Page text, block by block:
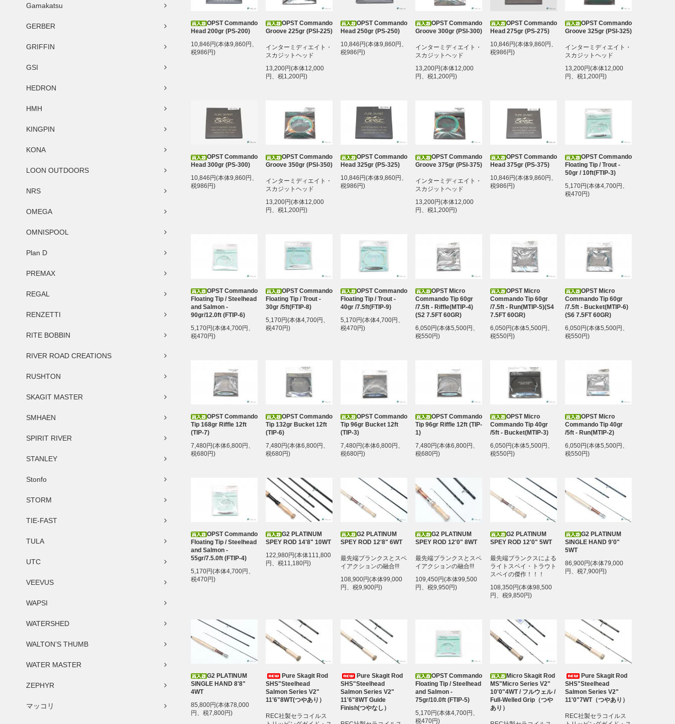
Gamakatsu
GERBER
GRIFFIN
GSI
HEDRON
HMH
KINGPIN
KONA
LOON OUTDOORS
NRS
OMEGA
OMNISPOOL
Plan D
PREMAX
REGAL
RENZETTI
RITE BOBBIN
RIVER ROAD CREATIONS
RUSHTON
SKAGIT MASTER
SMHAEN
SPIRIT RIVER
STANLEY
Stonfo
STORM
TIE-FAST
TULA
UTC
VEEVUS
WAPSI
WATERSHED
WALTON’S THUMB
WATER MASTER
ZEPHYR
マッコリ
OPST Commando
Head 200gr (PS-200)
10,846円(本体9,860円、
税986円)
OPST Commando
Groove 225gr (PSI-225)
インターミディエイト・
スカジットヘッド
13,200円(本体12,000
円、税1,200円)
OPST Commando
Head 250gr (PS-250)
10,846円(本体9,860円、
税986円)
OPST Commando
Groove 300gr (PSI-300)
インターミディエイト・
スカジットヘッド
13,200円(本体12,000
円、税1,200円)
OPST Commando
Head 275gr (PS-275)
10,846円(本体9,860円、
税986円)
OPST Commando
Groove 325gr (PSI-325)
インターミディエイト・
スカジットヘッド
13,200円(本体12,000
円、税1,200円)
OPST Commando
Head 300gr (PS-300)
10,846円(本体9,860円、
税986円)
OPST Commando
Groove 350gr (PSI-350)
インターミディエイト・
スカジットヘッド
13,200円(本体12,000
円、税1,200円)
OPST Commando
Head 325gr (PS-325)
10,846円(本体9,860円、
税986円)
OPST Commando
Groove 375gr (PSI-375)
インターミディエイト・
スカジットヘッド
13,200円(本体12,000
円、税1,200円)
OPST Commando
Head 375gr (PS-375)
10,846円(本体9,860円、
税986円)
OPST Commando
Floating Tip / Trout -
50gr / 10ft(FTIP-3)
5,170円(本体4,700円、
税470円)
OPST Commando
Floating Tip / Steelhead
and Salmon -
90gr/12.0ft (FTIP-6)
5,170円(本体4,700円、
税470円)
OPST Commando
Floating Tip / Trout -
30gr /5ft(FTIP-8)
5,170円(本体4,700円、
税470円)
OPST Commando
Floating Tip / Trout -
40gr /7.5ft(FTIP-9)
5,170円(本体4,700円、
税470円)
OPST Micro
Commando Tip 60gr
/7.5ft - Riffle(MTIP-4)
(S2 7.5FT 60GR)
6,050円(本体5,500円、
税550円)
OPST Micro
Commando Tip 60gr
/7.5ft - Run(MTIP-5)(S4
7.5FT 60GR)
6,050円(本体5,500円、
税550円)
OPST Micro
Commando Tip 60gr
/7.5ft - Bucket(MTIP-6)
(S6 7.5FT 60GR)
6,050円(本体5,500円、
税550円)
OPST Commando
Tip 168gr Riffle 12ft
(TIP-7)
7,480円(本体6,800円、
税680円)
OPST Commando
Tip 132gr Bucket 12ft
(TIP-6)
7,480円(本体6,800円、
税680円)
OPST Commando
Tip 96gr Bucket 12ft
(TIP-3)
7,480円(本体6,800円、
税680円)
OPST Commando
Tip 96gr Riffle 12ft (TIP-
1)
7,480円(本体6,800円、
税680円)
OPST Micro
Commando Tip 40gr
/5ft - Bucket(MTIP-3)
6,050円(本体5,500円、
税550円)
OPST Micro
Commando Tip 40gr
/5ft - Run(MTIP-2)
6,050円(本体5,500円、
税550円)
OPST Commando
Floating Tip / Steelhead
and Salmon -
55gr/7.5.0ft (FTIP-4)
5,170円(本体4,700円、
税470円)
G2 PLATINUM
SPEY ROD 14'8" 10WT
122,980円(本体111,800
円、税11,180円)
G2 PLATINUM
SPEY ROD 12'8" 6WT
最先端ブランクスとスペ
イアクションの融合!!!
108,900円(本体99,000
円、税9,900円)
G2 PLATINUM
SPEY ROD 12'0" 8WT
最先端ブランクスとスペ
イアクションの融合!!!
109,450円(本体99,500
円、税9,950円)
G2 PLATINUM
SPEY ROD 12'0" 5WT
最先端ブランクスによる
ライトスペイ・トラウト
スペイの傑作！！！
108,350円(本体98,500
円、税9,850円)
G2 PLATINUM
SINGLE HAND 9'0"
5WT
86,900円(本体79,000
円、税7,900円)
G2 PLATINUM
SINGLE HAND 8'8"
4WT
85,800円(本体78,000
円、税7,800円)
Pure Skagit Rod
SHS"Steelhead
Salmon Series V2"
11'6"8WT(つやあり）
REC社製セラコイルス
Pure Skagit Rod
SHS"Steelhead
Salmon Series V2"
11'6"8WT Guide
Finish(つやなし）
OPST Commando
Floating Tip / Steelhead
and Salmon -
75gr/10.0ft (FTIP-5)
5,170円(本体4,700円、
税470円)
Micro Skagit Rod
MS"Micro Series V2"
10'0"4WT / フルウェル /
Full-Welled Grip（つや
あり）
Pure Skagit Rod
SHS"Steelhead
Salmon Series V2"
11'0"7WT（つやあり）
REC社製セラコイルス